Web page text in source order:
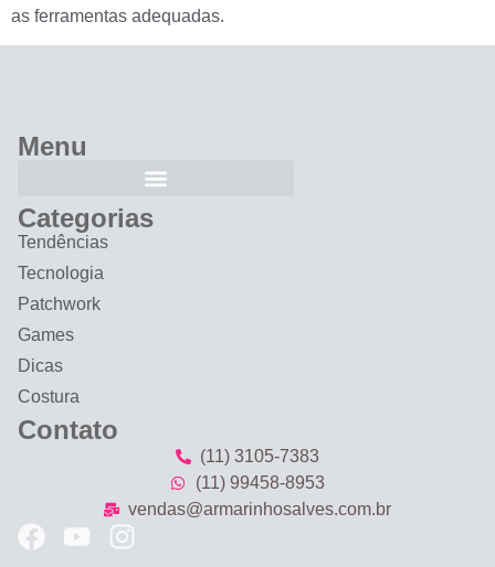
as ferramentas adequadas.
Menu
Categorias
Tendências
Tecnologia
Patchwork
Games
Dicas
Costura
Contato
(11) 3105-7383
(11) 99458-8953
vendas@armarinhosalves.com.br